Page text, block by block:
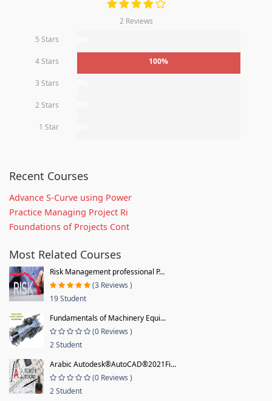
2 Reviews
5 Stars
4 Stars 100%
3 Stars
2 Stars
1 Star
Recent Courses
Advance S-Curve using Power
Practice Managing Project Ri
Foundations of Projects Cont
Most Related Courses
Risk Management professional P...
(3 Reviews )
19 Student
Fundamentals of Machinery Equi...
(0 Reviews )
2 Student
Arabic Autodesk®AutoCAD®2021Fi...
(0 Reviews )
2 Student